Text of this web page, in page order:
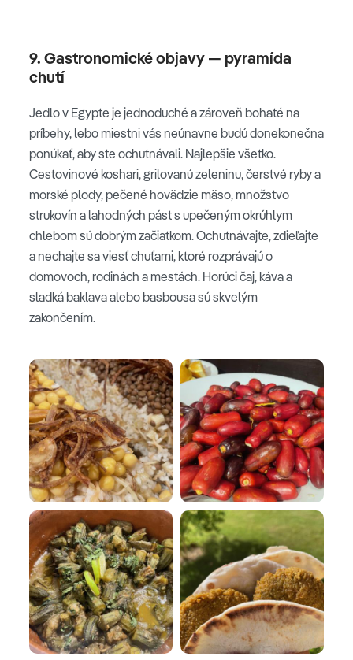
9. Gastronomické objavy — pyramída
chutí
Jedlo v Egypte je jednoduché a zároveň bohaté na
príbehy, lebo miestni vás neúnavne budú donekonečna
ponúkať, aby ste ochutnávali. Najlepšie všetko.
Cestovinové koshari, grilovanú zeleninu, čerstvé ryby a
morské plody, pečené hovädzie mäso, množstvo
strukovín a lahodných pást s upečeným okrúhlym
chlebom sú dobrým začiatkom. Ochutnávajte, zdieľajte
a nechajte sa viesť chuťami, ktoré rozprávajú o
domovoch, rodinách a mestách. Horúci čaj, káva a
sladká baklava alebo basbousa sú skvelým
zakončením.